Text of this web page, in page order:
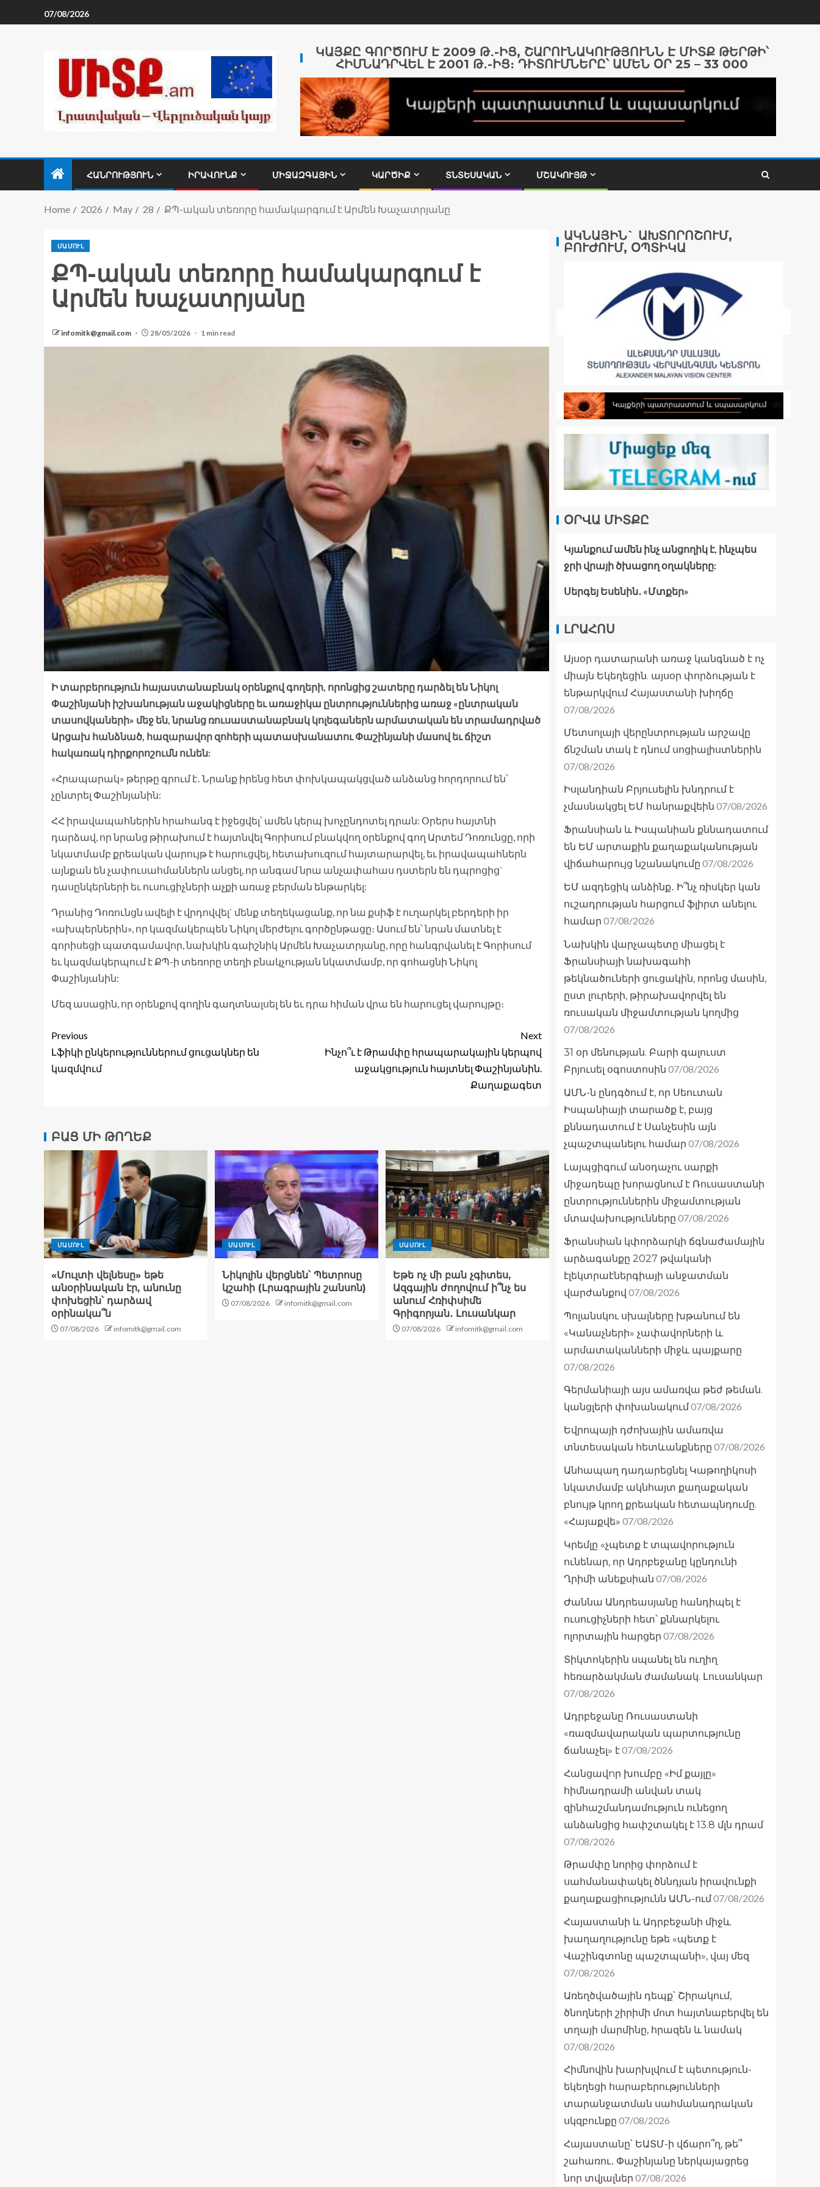
07/08/2026
ԿԱՅՔԸ ԳՈՐԾՈՒՄ Է 2009 Թ․-ԻՑ, ՇԱՐՈՒՆԱԿՈՒԹՅՈՒՆՆ Է ՄԻՏՔ ԹԵՐԹԻ՝
ՀԻՄՆԱԴՐՎԵԼ Է 2001 Թ․-ԻՑ։ ԴԻՏՈՒՄՆԵՐԸ՝ ԱՄԵՆ ՕՐ 25 – 33 000
ՀԱՆՐՈՒԹՅՈՒՆ ԻՐԱՎՈՒՆՔ ՄԻՋԱԶԳԱՅԻՆ ԿԱՐԾԻՔ ՏՆՏԵՍԱԿԱՆ ՄՇԱԿՈՒՅԹ
Home 2026 May 28 ՔՊ-ական տեռորը համակարգում է Արմեն Խաչատրյանը
ՄԱՄՈՒԼ
ՔՊ-ական տեռորը համակարգում է
Արմեն Խաչատրյանը
infomitk@gmail.com 28/05/2026 1 min read
Ի տարբերություն հայաստանաբնակ օրենքով գողերի, որոնցից շատերը դարձել են Նիկոլ
Փաշինյանի իշխանության աջակիցները եւ առաջիկա ընտրություններից առաջ «ընտրական
տասովկաների» մեջ են, նրանց ռուսաստանաբնակ կոլեգաներն արմատական են տրամադրված
Արցախ հանձնած, հազարավոր զոհերի պատասխանատու Փաշինյանի մասով եւ ճիշտ
հակառակ դիրքորոշումն ունեն:
«Հրապարակ» թերթը գրում է․ Նրանք իրենց հետ փոխկապակցված անձանց հորդորում են՝
չընտրել Փաշինյանին:
ՀՀ իրավապահներին հրահանգ է իջեցվել՝ ամեն կերպ խոչընդոտել դրան: Օրերս հայտնի
դարձավ, որ նրանց թիրախում է հայտնվել Գորիսում բնակվող օրենքով գող Արտեմ Դոռունցը, որի
նկատմամբ քրեական վարույթ է հարուցվել, հետախուզում հայտարարվել, եւ իրավապահներն
այնքան են չափուսահմաններն անցել, որ անգամ նրա անչափահաս դստերն են դպրոցից`
դասընկերների եւ ուսուցիչների աչքի առաջ բերման ենթարկել:
Դրանից Դոռունցն ավելի է վրդովվել` մենք տեղեկացանք, որ նա քսիֆ է ուղարկել բերդերի իր
«ախպերներին», որ կազմակերպեն Նիկոլ մերժելու գործընթացը։ Ասում են՝ նրան մատնել է
գորիսեցի պատգամավոր, նախկին գաիշնիկ Արմեն Խաչատրյանը, որը հանգրվանել է Գորիսում
եւ կազմակերպում է ՔՊ-ի տեռորը տեղի բնակչության նկատմամբ, որ գոհացնի Նիկոլ
Փաշինյանին:
Մեզ ասացին, որ օրենքով գողին գաղտնալսել են եւ դրա հիման վրա են հարուցել վարույթը։
Previous
Լֆիկի ընկերություններում ցուցակներ են
կազմվում
Next
Ինչո՞ւ է Թրամփը հրապարակային կերպով
աջակցություն հայտնել Փաշինյանին.
Քաղաքագետ
ԲԱՑ ՄԻ ԹՈՂԵՔ
ՄԱՄՈՒԼ
«Մուլտի վելնեսը» եթե
անօրինական էր, անունը
փոխեցին՝ դարձավ
օրինակա՞ն
07/08/2026 infomitk@gmail.com
ՄԱՄՈՒԼ
Նիկոլին վերցնեն՝ Պետրոսը
կշահի (Լրագրային շանսոն)
07/08/2026 infomitk@gmail.com
ՄԱՄՈՒԼ
Եթե ոչ մի բան չգիտես,
Ազգային ժողովում ի՞նչ ես
անում Հռիփսիմե
Գրիգորյան․ Լուսանկար
07/08/2026 infomitk@gmail.com
ԱԿՆԱՅԻՆ` ԱԽՏՈՐՈՇՈՒՄ,
ԲՈՒԺՈՒՄ, ՕՊՏԻԿԱ
ՕՐՎԱ ՄԻՏՔԸ
Կյանքում ամեն ինչ անցողիկ է, ինչպես
ջրի վրայի ծխացող օղակները:
Սերգեյ Եսենին․ «Մտքեր»
ԼՐԱՀՈՍ
Այսօր դատարանի առաջ կանգնած է ոչ
միայն Եկեղեցին. այսօր փորձության է
ենթարկվում Հայաստանի խիղճը
07/08/2026
Մետսոլայի վերընտրության արշավը
ճնշման տակ է դնում սոցիալիստներին
07/08/2026
Իսլանդիան Բրյուսելին խնդրում է
չմասնակցել ԵՄ հանրաքվեին 07/08/2026
Ֆրանսիան և Իսպանիան քննադատում
են ԵՄ արտաքին քաղաքականության
վիճահարույց նշանակումը 07/08/2026
ԵՄ ազդեցիկ անձինք․ Ի՞նչ ռիսկեր կան
ուշադրության հարցում ֆլիրտ անելու
համար 07/08/2026
Նախկին վարչապետը միացել է
Ֆրանսիայի նախագահի
թեկնածուների ցուցակին, որոնց մասին,
ըստ լուրերի, թիրախավորվել են
ռուսական միջամտության կողմից
07/08/2026
31 օր մենության. Բարի գալուստ
Բրյուսել օգոստոսին 07/08/2026
ԱՄՆ-ն ընդգծում է, որ Սեուտան
Իսպանիայի տարածք է, բայց
քննադատում է Սանչեսին այն
չպաշտպանելու համար 07/08/2026
Լայպցիգում անօդաչու սարքի
միջադեպը խորացնում է Ռուսաստանի
ընտրություններին միջամտության
մտավախությունները 07/08/2026
Ֆրանսիան կփորձարկի ճգնաժամային
արձագանքը 2027 թվականի
էլեկտրաէներգիայի անջատման
վարժանքով 07/08/2026
Պոլանսկու սխալները խթանում են
«Կանաչների» չափավորների և
արմատականների միջև պայքարը
07/08/2026
Գերմանիայի այս ամառվա թեժ թեման.
կանցլերի փոխանակում07/08/2026
Եվրոպայի դժոխային ամառվա
տնտեսական հետևանքները 07/08/2026
Անհապաղ դադարեցնել Կաթողիկոսի
նկատմամբ ակնհայտ քաղաքական
բնույթ կրող քրեական հետապնդումը.
«Հայաքվե» 07/08/2026
Կրեմլը «չպետք է տպավորություն
ունենար, որ Ադրբեջանը կընդունի
Ղրիմի անեքսիան 07/08/2026
Ժաննա Անդրեասյանը հանդիպել է
ուսուցիչների հետ՝ քննարկելու
ոլորտային հարցեր 07/08/2026
Տիկտոկերին սպանել են ուղիղ
հեռարձակման ժամանակ. Լուսանկար
07/08/2026
Ադրբեջանը Ռուսաստանի
«ռազմավարական պարտությունը
ճանաչել» է07/08/2026
Հանցավnր խումբը «Իմ քայլը»
հիմնադրամի անվան տակ
զինհաշմանդամություն ունեցող
անձանցից հափշտակել է 13.8 մլն դրամ
07/08/2026
Թրամփը նորից փորձում է
սահմանափակել ծննդյան իրավունքի
քաղաքացիությունն ԱՄՆ-ում07/08/2026
Հայաստանի և Ադրբեջանի միջև
խաղաղությունը եթե «պետք է
Վաշինգտոնը պաշտպանի», վայ մեզ
07/08/2026
Առեղծվածային դեպք՝ Շիրակում,
ծնողների շիրիմի մոտ հայտնաբերվել են
տղայի մարմինը, հրազեն և նամակ
07/08/2026
Հիմնովին խարխլվում է պետություն-
եկեղեցի հարաբերությունների
տարանջատման սահմանադրական
սկզբունքը 07/08/2026
Հայաստանը՝ ԵԱՏՄ-ի վճարո՞ղ, թե՞
շահառու․ Փաշինյանը ներկայացրեց
նոր տվյալներ 07/08/2026